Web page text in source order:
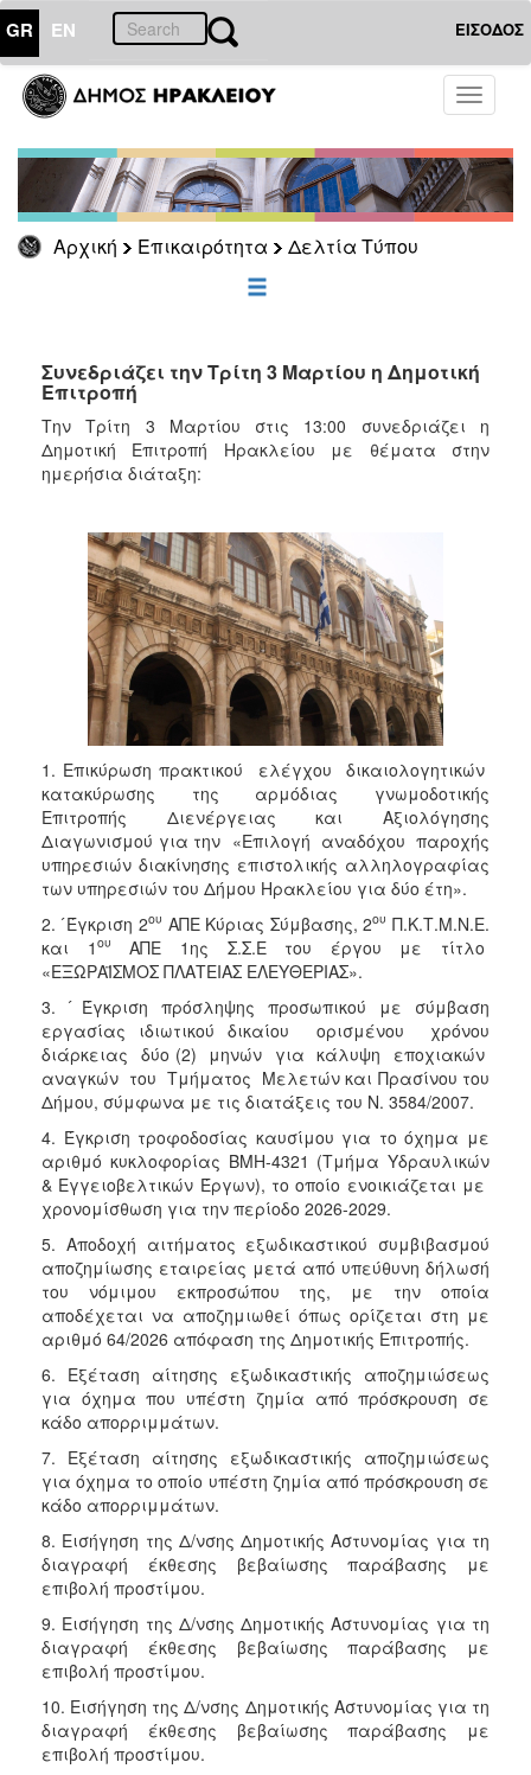
GR EN ΕΙΣΟΔΟΣ
Toggle
Αρχική Επικαιρότητα Δελτία Τύπου
ΕΠΙΚΑΙΡΟΤΗΤΑ
Τύπου
Αρχείο
ΕΠΙΣΚΕΠΤΗΣ
ΗΡΑΚΛΕΙΟ
Συνεδριάζει την Τρίτη 3 Μαρτίου η Δημοτική
Επιτροπή
Την Τρίτη 3 Μαρτίου στις 13:00 συνεδριάζει η
Δημοτική Επιτροπή Ηρακλείου με θέματα στην
ημερήσια διάταξη:
1. Επικύρωση πρακτικού ελέγχου δικαιολογητικών
κατακύρωσης της αρμόδιας γνωμοδοτικής
Επιτροπής Διενέργειας και Αξιολόγησης
Διαγωνισμού για την «Επιλογή αναδόχου παροχής
υπηρεσιών διακίνησης επιστολικής αλληλογραφίας
των υπηρεσιών του Δήμου Ηρακλείου για δύο έτη».
2. ́Έγκριση 2ου ΑΠΕ Κύριας Σύμβασης, 2ου Π.Κ.Τ.Μ.Ν.Ε.
και 1 ου
ΑΠΕ 1ης Σ.Σ.Ε του έργου με τίτλο
«ΕΞΩΡΑΪΣΜΟΣ ΠΛΑΤΕΙΑΣ ΕΛΕΥΘΕΡΙΑΣ».
3. ́Έγκριση πρόσληψης προσωπικού με σύμβαση
εργασίας ιδιωτικού δικαίου ορισμένου χρόνου
διάρκειας δύο (2) μηνών για κάλυψη εποχιακών
αναγκών του Τμήματος Μελετών και Πρασίνου του
Δήμου, σύμφωνα με τις διατάξεις του Ν. 3584/2007.
4. Έγκριση τροφοδοσίας καυσίμου για το όχημα με
αριθμό κυκλοφορίας ΒΜΗ-4321 (Τμήμα Υδραυλικών
& Εγγειοβελτικών Έργων), το οποίο ενοικιάζεται με
χρονομίσθωση για την περίοδο 2026-2029.
5. Αποδοχή αιτήματος εξωδικαστικού συμβιβασμού
αποζημίωσης εταιρείας μετά από υπεύθυνη δήλωσή
του νόμιμου εκπροσώπου της, με την οποία
αποδέχεται να αποζημιωθεί όπως ορίζεται στη με
αριθμό 64/2026 απόφαση της Δημοτικής Επιτροπής.
6. Εξέταση αίτησης εξωδικαστικής αποζημιώσεως
για όχημα που υπέστη ζημία από πρόσκρουση σε
κάδο απορριμμάτων.
7. Εξέταση αίτησης εξωδικαστικής αποζημιώσεως
για όχημα το οποίο υπέστη ζημία από πρόσκρουση σε
κάδο απορριμμάτων.
8. Εισήγηση της Δ/νσης Δημοτικής Αστυνομίας για τη
διαγραφή έκθεσης βεβαίωσης παράβασης με
επιβολή προστίμου.
9. Εισήγηση της Δ/νσης Δημοτικής Αστυνομίας για τη
διαγραφή έκθεσης βεβαίωσης παράβασης με
επιβολή προστίμου.
10. Εισήγηση της Δ/νσης Δημοτικής Αστυνομίας για τη
διαγραφή έκθεσης βεβαίωσης παράβασης με
επιβολή προστίμου.